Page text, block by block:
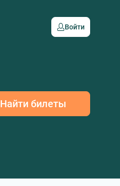
Войти
Найти билеты